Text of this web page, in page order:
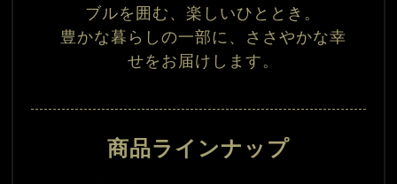
ブルを囲む、楽しいひととき。
豊かな暮らしの一部に、ささやかな幸
せをお届けします。
商品ラインナップ